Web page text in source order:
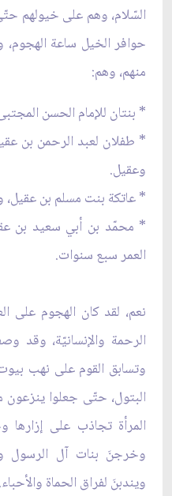
السّلام، وهم على خيولهم
حوافر الخيل ساعة
منهم، وهم:
* بنتان للإمام الحسن
* طفلان لعبد الرحمن بن
وعقيل.
* عاتكة بنت مسلم بن
* محمّد بن أبي سعيد بن
العمر سبع سنوات.
نعم، لقد كان الهجوم على
الرحمة والإنسانيّة، وقد
وتسابق القوم على نهب
البتول، حتّى جعلوا
المرأة تجاذب على
وخرجنَ بنات آل الرسول
ويندبنَ لفراق الحماة والأحباء.